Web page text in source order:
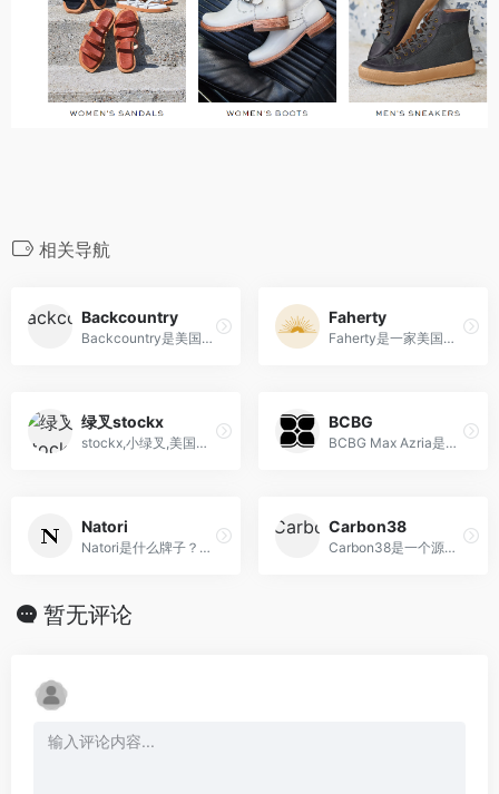
相关导航
Backcountry
Backcountry是美国最大的户外装备和服装购物网站
Faherty
Faherty是一家美国时尚品牌，以其可持续的休闲和度假服装、舒适性和环保理念而著名。
绿叉stockx
stockx,小绿叉,美国知名球鞋竞拍网站
BCBG
BCBG Max Azria是由法国设计师Max Azria于1989年创立的时尚品牌，以融合现代感与优雅风格而备受瞩目。
Natori
Natori是什么牌子？最新nator...
Carbon38
Carbon38是一个源自美国洛杉矶的时尚与功能性运动装备品牌。
暂无评论